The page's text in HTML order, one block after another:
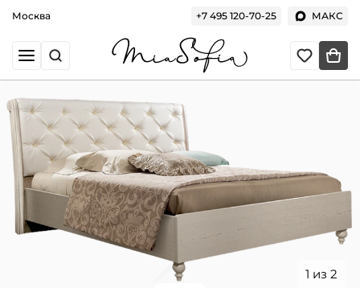
Москва +7 495 120-70-25 МАКС
1 из 2